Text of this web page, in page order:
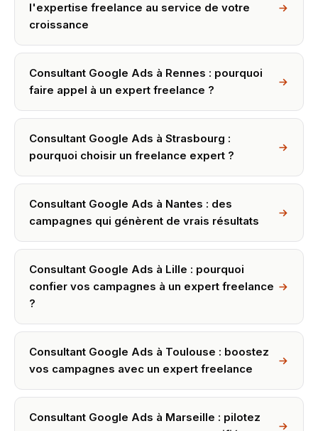
l'expertise freelance au service de votre
croissance
Consultant Google Ads à Rennes : pourquoi
faire appel à un expert freelance ?
Consultant Google Ads à Strasbourg :
pourquoi choisir un freelance expert ?
Consultant Google Ads à Nantes : des
campagnes qui génèrent de vrais résultats
Consultant Google Ads à Lille : pourquoi
confier vos campagnes à un expert freelance
?
Consultant Google Ads à Toulouse : boostez
vos campagnes avec un expert freelance
Consultant Google Ads à Marseille : pilotez